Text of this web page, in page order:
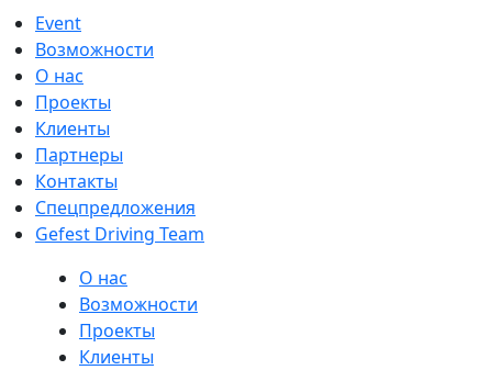
Event
Возможности
О нас
Проекты
Клиенты
Партнеры
Контакты
Спецпредложения
Gefest Driving Team
О нас
Возможности
Проекты
Клиенты